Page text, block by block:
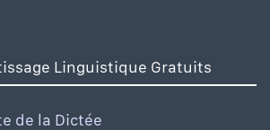
Linguistique Gratuits
de la Dictée